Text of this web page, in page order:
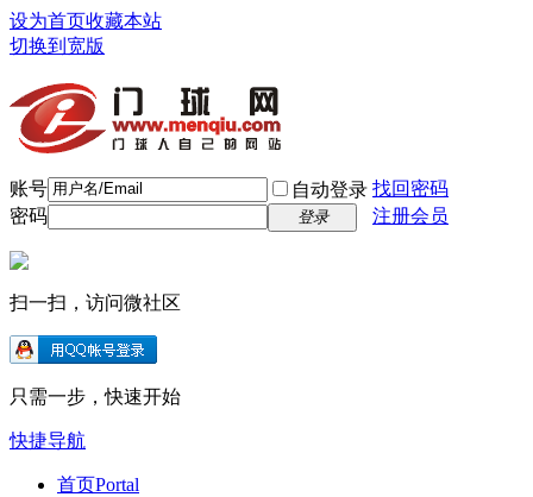
设为首页收藏本站
切换到宽版
账号 自动登录 找回密码
密码
登录 注册会员
扫一扫，访问微社区
只需一步，快速开始
快捷导航
首页Portal